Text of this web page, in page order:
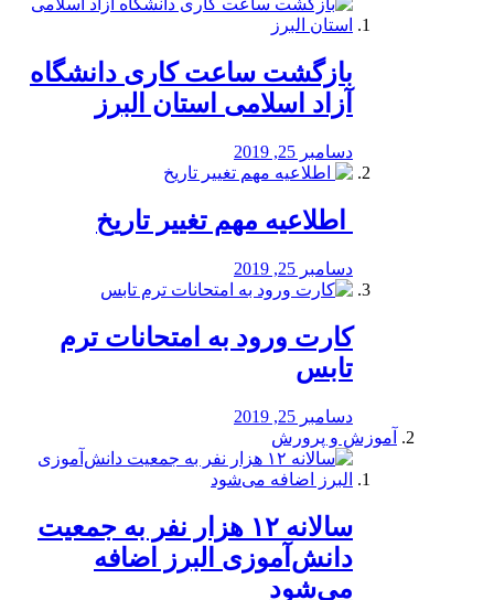
بازگشت ساعت کاری دانشگاه
آزاد اسلامی استان البرز
دسامبر 25, 2019
️ اطلاعیه مهم تغییر تاریخ
دسامبر 25, 2019
کارت ورود به امتحانات ترم
تابس
دسامبر 25, 2019
آموزش و پرورش
️سالانه ۱۲ هزار نفر به جمعیت
دانش‌آموزی البرز اضافه
می‌شود